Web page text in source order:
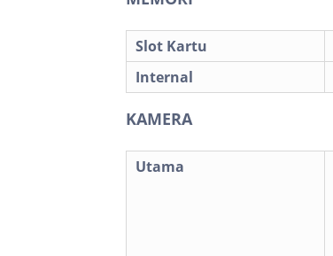
Slot Kartu
Internal
KAMERA
Utama